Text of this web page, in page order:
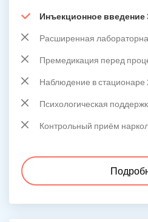
Инъекционное введение
Расширенная
Премедикация перед
Наблюдение в стационаре
Психологическая
Контрольный приём